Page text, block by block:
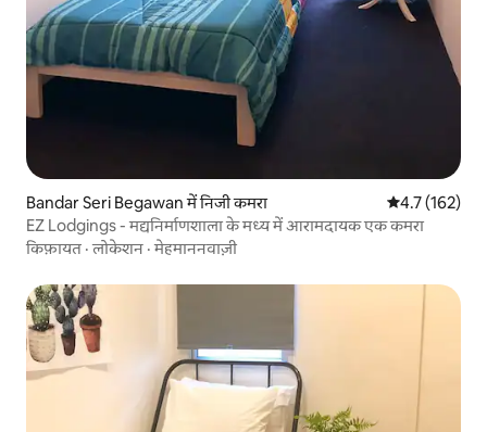
Bandar Seri Begawan में निजी कमरा औसत रेटिंग 5 में
4.7 (162)
EZ Lodgings - मद्यनिर्माणशाला के मध्य में आरामदायक एक कमरा
किफ़ायत ·लोकेशन ·मेहमाननवाज़ी